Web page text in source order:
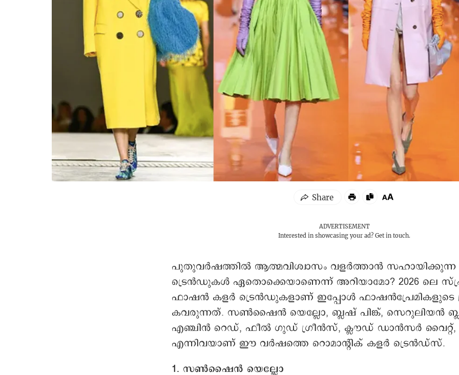
ADVERTISEMENT
Interested in showcasing your ad? Get in touch.
പുതുവര്‍ഷത്തില്‍ ആത്മവിശ്വാസം വളര്‍ത്താന്‍ സഹായിക്കുന്ന
ട്രെൻഡുകൾ ഏതൊക്കെയാണെന്ന് അറിയാമോ? 2026 ലെ
ഫാഷൻ കളർ ട്രെൻഡുകളാണ് ഇപ്പോള്‍ ഫാഷന്‍പ്രേമികളുടെ
കവരുന്നത്. സണ്‍ഷൈന്‍ യെല്ലോ, ബ്ലഷ് പിങ്ക്, സെറുലിയൻ
എഞ്ചിൻ റെ‍ഡ്, ഫീൽ ഗുഡ് ഗ്രീൻസ്, ക്ലൗഡ് ഡാൻസർ വൈറ്റ്,
എന്നിവയാണ് ഈ വര്‍ഷത്തെ റൊമാന്റിക് കളര്‍ ട്രെന്‍ഡ്സ്.
1. സണ്‍ഷൈന്‍ യെല്ലോ